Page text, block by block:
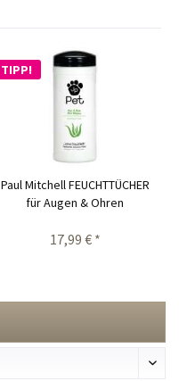
TIPP!
Paul Mitchell FEUCHTTÜCHER
für Augen & Ohren
17,99 € *